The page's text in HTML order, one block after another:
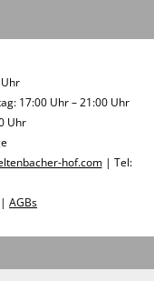
17:00 Uhr – 21:00 Uhr
Uhr
hof.com| Tel:
| AGBs